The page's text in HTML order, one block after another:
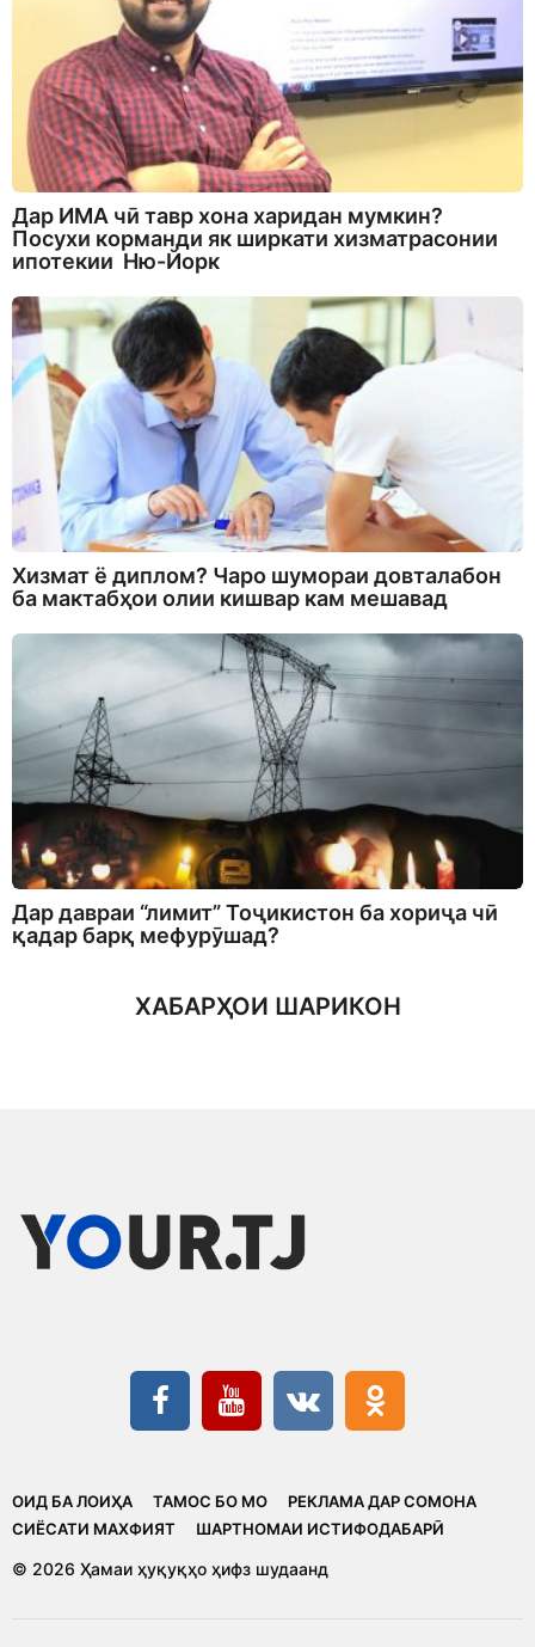
Дар ИМА чӣ тавр хона харидан мумкин?
Посухи корманди як ширкати хизматрасонии
ипотекии Ню-Йорк
Хизмат ё диплом? Чаро шумораи довталабон
ба мактабҳои олии кишвар кам мешавад
Дар давраи “лимит” Тоҷикистон ба хориҷа чӣ
қадар барқ мефурӯшад?
ХАБАРҲОИ ШАРИКОН
ОИД БА ЛОИҲА ТАМОС БО МО
РЕКЛАМА ДАР СОМОНА
CИЁСАТИ МАХФИЯТ
ШАРТНОМАИ ИСТИФОДАБАРӢ
© 2026 Ҳамаи ҳуқуқҳо ҳифз шудаанд